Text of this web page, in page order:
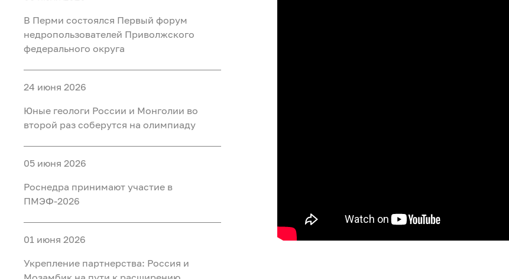
В Перми состоялся Первый форум
недропользователей Приволжского
федерального округа
24 июня 2026
Юные геологи России и Монголии во
второй раз соберутся на олимпиаду
05 июня 2026
Роснедра принимают участие в
ПМЭФ-2026
01 июня 2026
Укрепление партнерства: Россия и